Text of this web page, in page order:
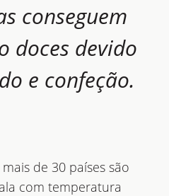
conseguem
doces devido
e confeção.
de 30 países são
com temperatura